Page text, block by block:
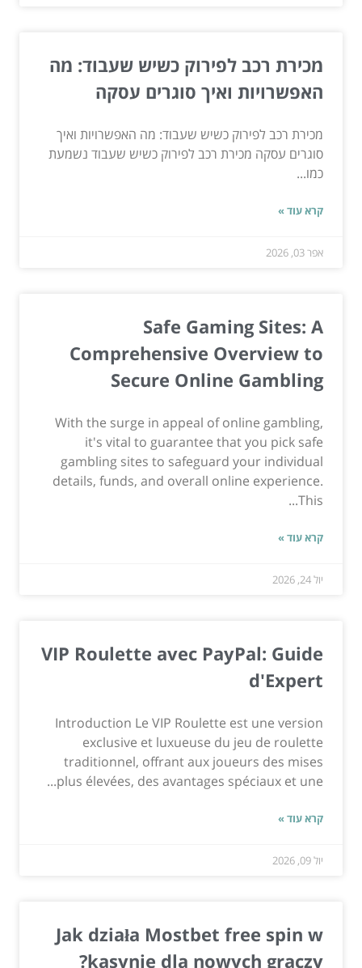
מכירת רכב לפירוק כשיש שעבוד: מה
האפשרויות ואיך סוגרים עסקה
מכירת רכב לפירוק כשיש שעבוד: מה האפשרויות ואיך
סוגרים עסקה מכירת רכב לפירוק כשיש שעבוד נשמעת
כמו...
קרא עוד »
אפר 03, 2026
Safe Gaming Sites: A
Comprehensive Overview to
Secure Online Gambling
With the surge in appeal of online gambling,
it's vital to guarantee that you pick safe
gambling sites to safeguard your individual
details, funds, and overall online experience.
This...
קרא עוד »
יול 24, 2026
VIP Roulette avec PayPal: Guide
d'Expert
Introduction Le VIP Roulette est une version
exclusive et luxueuse du jeu de roulette
traditionnel, offrant aux joueurs des mises
plus élevées, des avantages spéciaux et une...
קרא עוד »
יול 09, 2026
Jak działa Mostbet free spin w
kasynie dla nowych graczy?